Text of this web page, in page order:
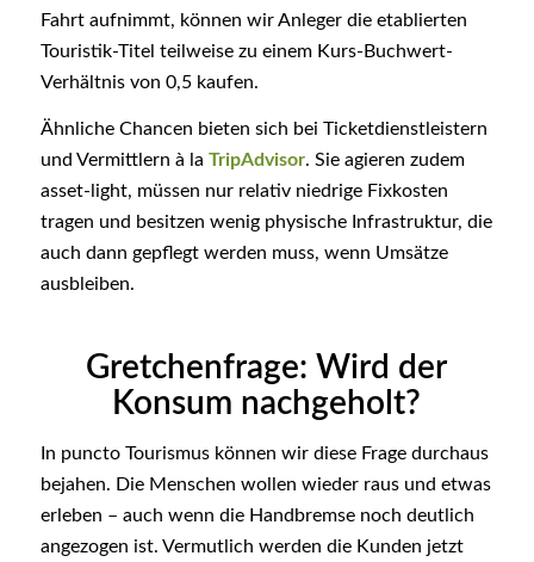
Fahrt aufnimmt, können wir Anleger die etablierten
Touristik-Titel teilweise zu einem Kurs-Buchwert-
Verhältnis von 0,5 kaufen.
Ähnliche Chancen bieten sich bei Ticketdienstleistern
und Vermittlern à la TripAdvisor. Sie agieren zudem
asset-light, müssen nur relativ niedrige Fixkosten
tragen und besitzen wenig physische Infrastruktur, die
auch dann gepflegt werden muss, wenn Umsätze
ausbleiben.
Gretchenfrage: Wird der
Konsum nachgeholt?
In puncto Tourismus können wir diese Frage durchaus
bejahen. Die Menschen wollen wieder raus und etwas
erleben – auch wenn die Handbremse noch deutlich
angezogen ist. Vermutlich werden die Kunden jetzt